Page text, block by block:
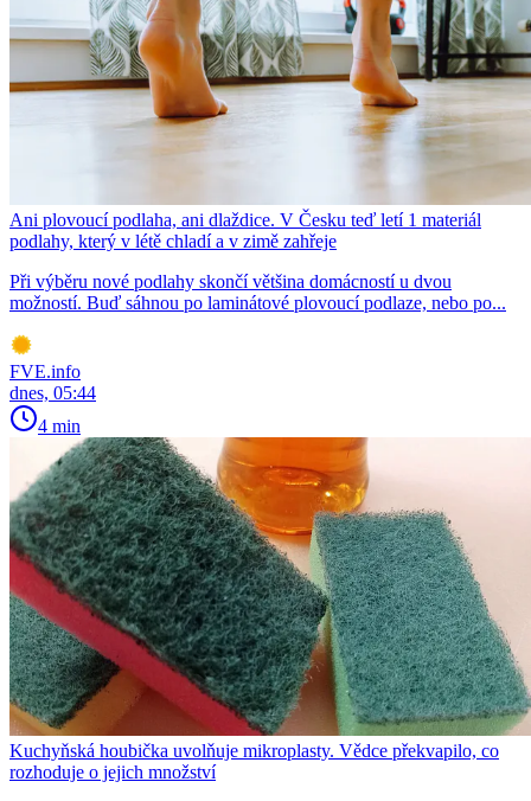
Ani plovoucí podlaha, ani dlaždice. V Česku teď letí 1 materiál
podlahy, který v létě chladí a v zimě zahřeje
Při výběru nové podlahy skončí většina domácností u dvou
možností. Buď sáhnou po laminátové plovoucí podlaze, nebo po...
FVE.info
dnes, 05:44
4 min
Kuchyňská houbička uvolňuje mikroplasty. Vědce překvapilo, co
rozhoduje o jejich množství